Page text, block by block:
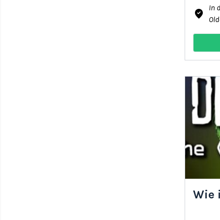
where_to_vote
In
Wie